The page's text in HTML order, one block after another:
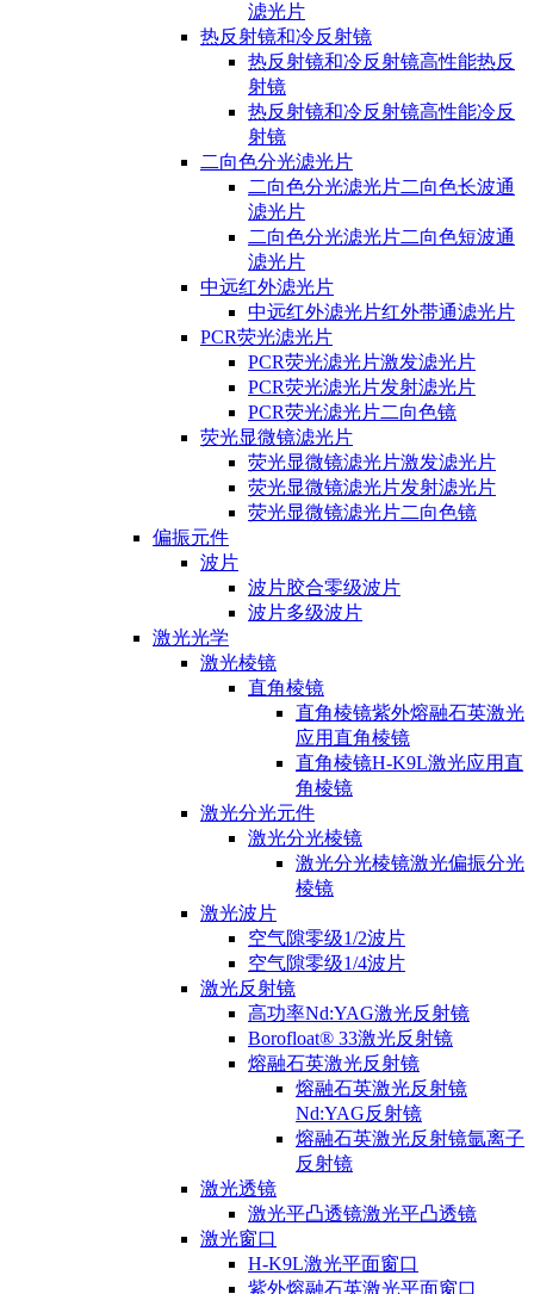
滤光片
热反射镜和冷反射镜
热反射镜和冷反射镜高性能热反
射镜
热反射镜和冷反射镜高性能冷反
射镜
二向色分光滤光片
二向色分光滤光片二向色长波通
滤光片
二向色分光滤光片二向色短波通
滤光片
中远红外滤光片
中远红外滤光片红外带通滤光片
PCR荧光滤光片
PCR荧光滤光片激发滤光片
PCR荧光滤光片发射滤光片
PCR荧光滤光片二向色镜
荧光显微镜滤光片
荧光显微镜滤光片激发滤光片
荧光显微镜滤光片发射滤光片
荧光显微镜滤光片二向色镜
偏振元件
波片
波片胶合零级波片
波片多级波片
激光光学
激光棱镜
直角棱镜
直角棱镜紫外熔融石英激光
应用直角棱镜
直角棱镜H-K9L激光应用直
角棱镜
激光分光元件
激光分光棱镜
激光分光棱镜激光偏振分光
棱镜
激光波片
空气隙零级1/2波片
空气隙零级1/4波片
激光反射镜
高功率Nd:YAG激光反射镜
Borofloat® 33激光反射镜
熔融石英激光反射镜
熔融石英激光反射镜
Nd:YAG反射镜
熔融石英激光反射镜氩离子
反射镜
激光透镜
激光平凸透镜激光平凸透镜
激光窗口
H-K9L激光平面窗口
紫外熔融石英激光平面窗口